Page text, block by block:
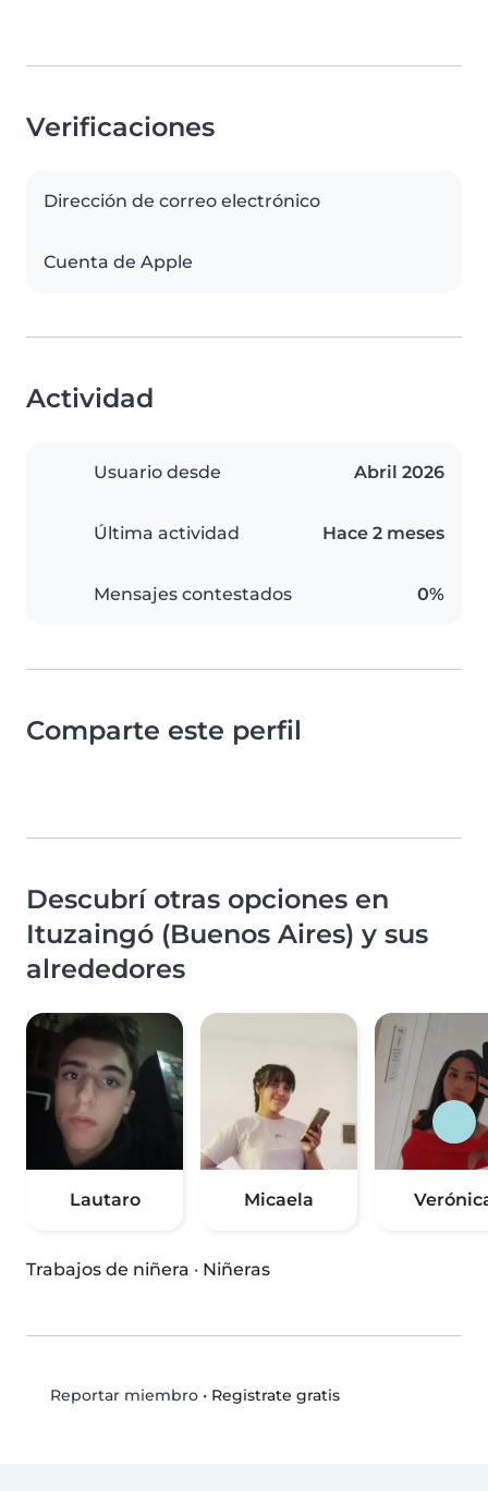
Verificaciones
Dirección de correo electrónico
Cuenta de Apple
Actividad
Usuario desde Abril 2026
Última actividad Hace 2 meses
Mensajes contestados 0%
Comparte este perfil
Descubrí otras opciones en
Ituzaingó (Buenos Aires) y sus
alrededores
Lautaro Micaela
Trabajos de niñera · Niñeras
Reportar miembro• Registrate gratis